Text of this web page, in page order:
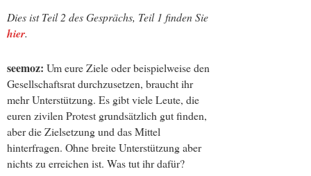
Dies ist Teil 2 des Gesprächs, Teil 1 finden Sie
hier.
seemoz: Um eure Ziele oder beispielweise den
Gesellschaftsrat durchzusetzen, braucht ihr
mehr Unterstützung. Es gibt viele Leute, die
euren zivilen Protest grundsätzlich gut finden,
aber die Zielsetzung und das Mittel
hinterfragen. Ohne breite Unterstützung aber
nichts zu erreichen ist. Was tut ihr dafür?